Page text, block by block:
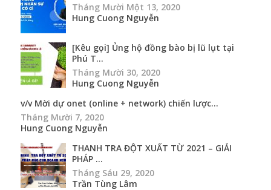
Tháng Mười Một 13, 2020
Hung Cuong Nguyễn
[Kêu gọi] Ủng hộ đồng bào bị lũ lụt tại
Phú T...
Tháng Mười 30, 2020
Hung Cuong Nguyễn
v/v Mời dự onet (online + network) chiến lược...
Tháng Mười 7, 2020
Hung Cuong Nguyễn
THANH TRA ĐỘT XUẤT TỪ 2021 – GIẢI
PHÁP ...
Tháng Sáu 29, 2020
Trần Tùng Lâm